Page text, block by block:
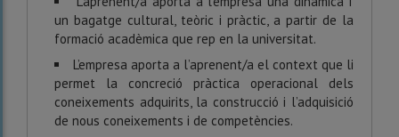
un bagatge cultural, teòric i pràctic, a partir de la
formació acadèmica que rep en la universitat.
L’empresa aporta a l’aprenent/a el context que li
permet la concreció pràctica operacional dels
coneixements adquirits, la construcció i l’adquisició
de nous coneixements i de competències.